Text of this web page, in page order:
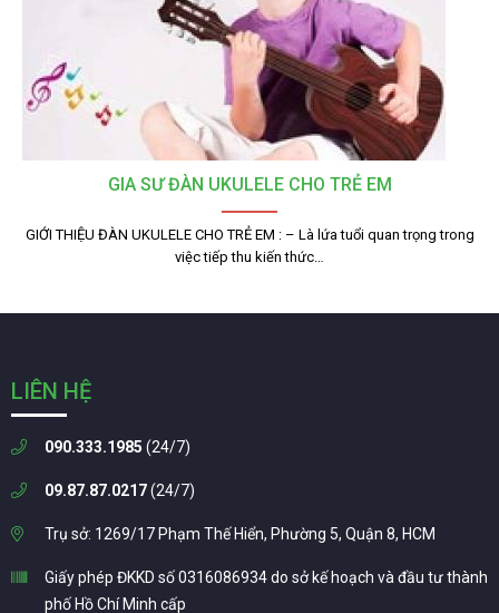
GIA SƯ ĐÀN UKULELE CHO TRẺ EM
GIỚI THIỆU ĐÀN UKULELE CHO TRẺ EM : – Là lứa tuổi quan trọng trong
việc tiếp thu kiến thức…
LIÊN HỆ
090.333.1985 (24/7)
09.87.87.0217(24/7)
Trụ sở: 1269/17 Phạm Thế Hiển, Phường 5, Quận 8, HCM
Giấy phép ĐKKD số 0316086934 do sở kế hoạch và đầu tư thành
phố Hồ Chí Minh cấp